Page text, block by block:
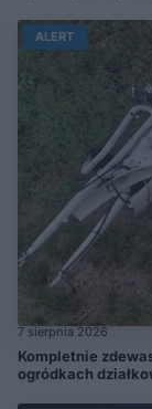
ALERT
7 sierpnia 2026
Kompletnie
ogródkach